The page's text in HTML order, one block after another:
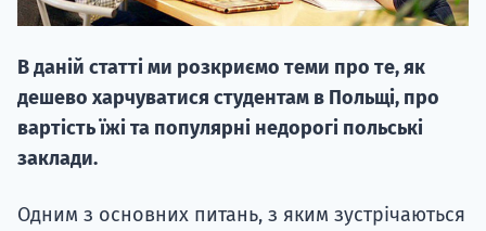
В даній статті ми розкриємо теми про те, як
дешево харчуватися студентам в Польщі, про
вартість їжі та популярні недорогі польські
заклади.
Одним з основних питань, з яким зустрічаються
НАБІР